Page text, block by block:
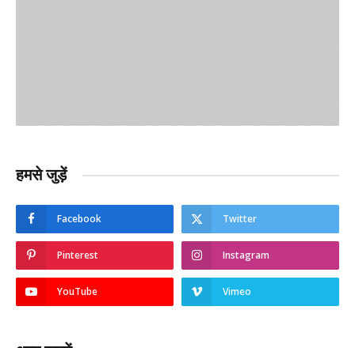
हमसे जुड़ें
Facebook Twitter
Pinterest Instagram
YouTube Vimeo